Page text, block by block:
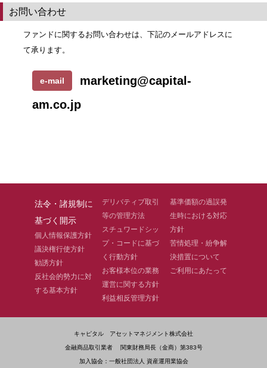
【ベトナム・フォーカス】vol.5 Life of Vietnam ～バイク編～
【ベトナム・フォーカス】vol.2 ベトナム統一50周年──歴史と未来
【ベトナム・フォーカス】vol.1 ベトナム最新動向：米国による相互関税導入
【ベトナムトゥディ】No.13 ベトナム・2025
【ベトナムトゥディ】No.12 ベトナムの港湾システムと海上輸送
【ベトナムトゥディ】No.11 ベトナム株式市場の新興国市場格上げに向けた
【ベトナムトゥディ】No.10 最近のベトナムの政治状況
【ベトナムトゥディ】No.9 ベトナムの鉄道システム
【ベトナムトゥディ】No.8 ベトナムの投資魅力と「ベトナム成長インカムフ
【ベトナムトゥディ】No.6 ベトナムのEコマース普及
お問い合わせ
ファンドに関するお問い合わせは、下記のメールアドレスに
て承ります。
e-mail
marketing@capital-
am.co.jp
法令・諸規制に
基づく開示
個人情報保護方針
議決権行使方針
勧誘方針
反社会的勢力に対
する基本方針
デリバティブ取引
等の管理方法
スチュワードシッ
プ・コードに基づ
く行動方針
お客様本位の業務
運営に関する方針
利益相反管理方針
基準価額の過誤発
生時における対応
方針
苦情処理・紛争解
決措置について
ご利用にあたって
キャピタル アセットマネジメント株式会社
金融商品取引業者 関東財務局長（金商）第383号
加入協会：一般社団法人 資産運用業協会